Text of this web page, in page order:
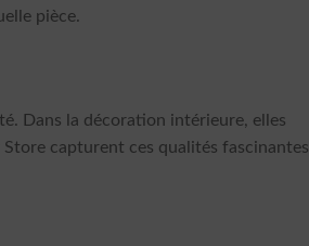
pièce.
Dans la décoration intérieure, elles
capturent ces qualités fascinantes